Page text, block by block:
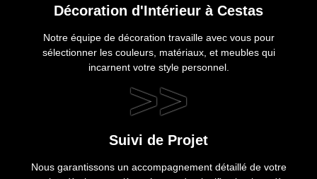
Décoration d'Intérieur à Cestas
Notre équipe de décoration travaille avec vous pour
sélectionner les couleurs, matériaux, et meubles qui
incarnent votre style personnel.
>>
Suivi de Projet
Nous garantissons un accompagnement détaillé de votre